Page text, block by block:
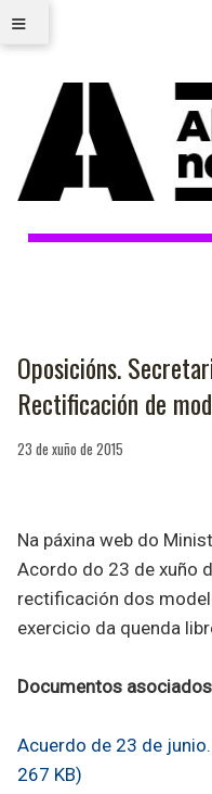
≡
Oposicións.
Rectificación de
23 de xuño de 2015
Na páxina web do
Acordo do 23 de xuño
rectificación dos
exercicio da quenda
Documentos asociados
Acuerdo de 23 de
267 KB)